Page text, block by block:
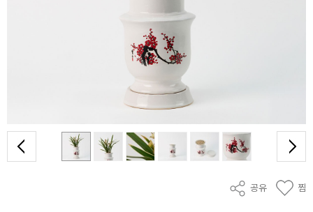
공유 찜